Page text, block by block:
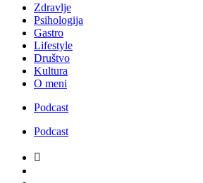
Zdravlje
Psihologija
Gastro
Lifestyle
Društvo
Kultura
O meni
Podcast
Podcast